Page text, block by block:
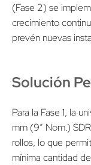
(Fase 2) se
crecimiento
prevén nuevas
Solución
Para la Fase 1, la
mm (9” Nom.)
rollos, lo que
mínima cantidad